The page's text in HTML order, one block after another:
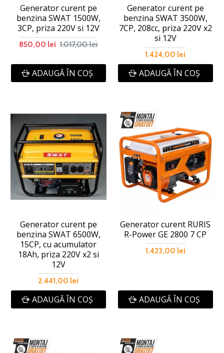
Generator curent pe
benzina SWAT 1500W,
3CP, priza 220V si 12V
850,00 lei 1.017,00 lei
ADAUGĂ ÎN COŞ
Generator curent pe
benzina SWAT 3500W,
7CP, 208cc, priza 220V x2
si 12V
1.424,00 lei
ADAUGĂ ÎN COŞ
Generator curent pe
benzina SWAT 6500W,
15CP, cu acumulator
18Ah, priza 220V x2 si
12V
2.441,00 lei
ADAUGĂ ÎN COŞ
Generator curent RURIS
R-Power GE 2800 7 CP
1.423,00 lei
ADAUGĂ ÎN COŞ